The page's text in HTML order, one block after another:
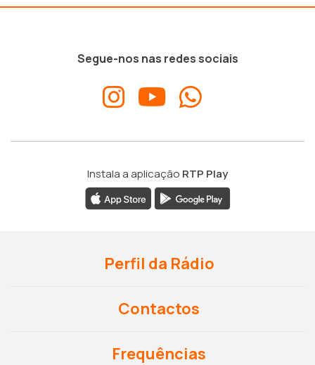
Segue-nos nas redes sociais
Instala a aplicação RTP Play
Perfil da Rádio
Contactos
Frequências